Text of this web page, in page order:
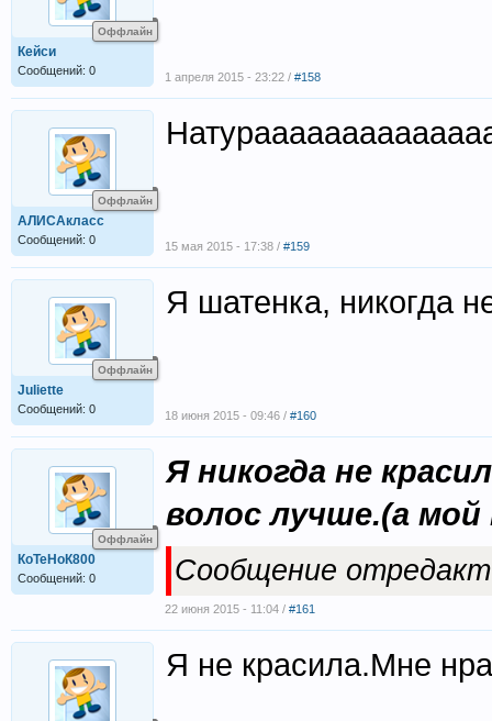
Оффлайн
Кейси
Сообщений: 0 1 апреля 2015 - 23:22 / #158
Оффлайн
АЛИСАкласс
Сообщений: 0 15 мая 2015 - 17:38 / #159
Оффлайн
Juliette
Сообщений: 0
Я шатенка, никогда
18 июня 2015 - 09:46 / #160
Оффлайн
КоТеНоК800
Сообщений: 0
Я никогда не
волос лучше.(а
Сообщение
22 июня 2015 - 11:04 / #161
Я не красила.Мне